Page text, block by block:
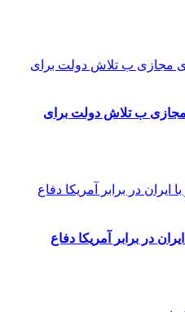
ب تلاش دولت برای
در برابر آمریکا دفاع